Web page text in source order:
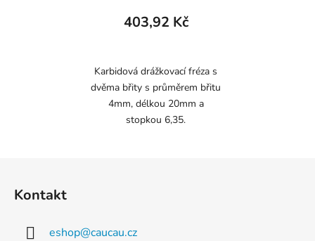
403,92 Kč
Karbidová drážkovací fréza s
dvěma břity s průměrem břitu
4mm, délkou 20mm a
stopkou 6,35.
Kontakt
eshop@caucau.cz